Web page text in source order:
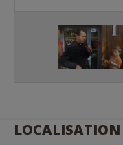
LOCALISATION